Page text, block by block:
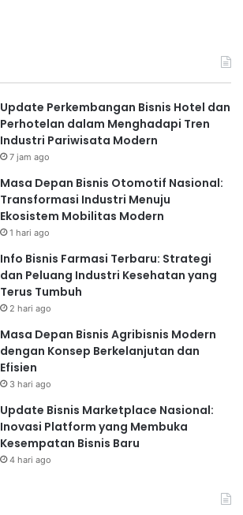
Update Perkembangan Bisnis Hotel dan
Perhotelan dalam Menghadapi Tren
Industri Pariwisata Modern
7 jam ago
Masa Depan Bisnis Otomotif Nasional:
Transformasi Industri Menuju
Ekosistem Mobilitas Modern
1 hari ago
Info Bisnis Farmasi Terbaru: Strategi
dan Peluang Industri Kesehatan yang
Terus Tumbuh
2 hari ago
Masa Depan Bisnis Agribisnis Modern
dengan Konsep Berkelanjutan dan
Efisien
3 hari ago
Update Bisnis Marketplace Nasional:
Inovasi Platform yang Membuka
Kesempatan Bisnis Baru
4 hari ago